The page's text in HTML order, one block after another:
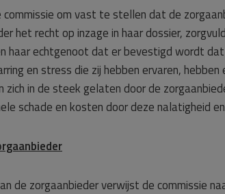
om vast te stellen dat de
het recht op inzage in haar dossier,
haar echtgenoot dat er bevestigd wordt
en stress die zij hebben ervaren,
zich in de steek gelaten door de
schade en kosten door deze nalatigheid
de zorgaanbieder verwijst de commissie